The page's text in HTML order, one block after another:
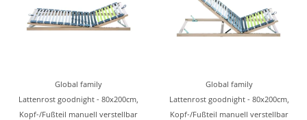
Global family
Lattenrost goodnight - 80x200cm,
Kopf-/Fußteil manuell verstellbar
Global family
Lattenrost goodnight - 80x200cm,
Kopf-/Fußteil manuell verstellbar